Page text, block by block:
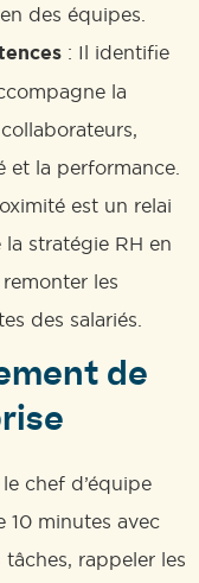
des équipes.
: Il identifie
la
et la performance.
est un relai
stratégie RH en
les
des salariés.
de
chef d’équipe
10 minutes avec
rappeler les